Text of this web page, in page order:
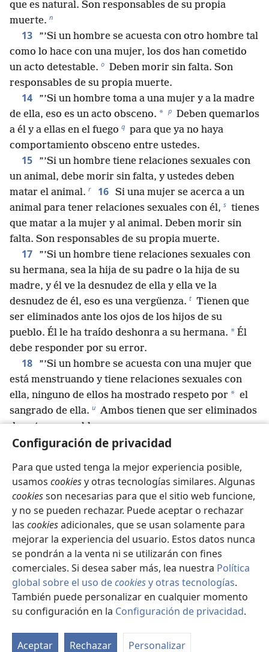
Configuración de privacidad
Para que usted tenga la mejor experiencia posible,
usamos cookiesy otras tecnologías similares. Algunas
cookiesson necesarias para que el sitio web funcione,
y no se pueden rechazar. Puede aceptar o rechazar
las cookiesadicionales, que se usan solamente para
mejorar la experiencia del usuario. Estos datos nunca
se pondrán a la venta ni se utilizarán con fines
comerciales. Si desea saber más, lea nuestra Política
global sobre el uso decookiesy otras tecnologías.
También puede personalizar en cualquier momento
su configuración en la Configuración de privacidad.
Aceptar Rechazar Personalizar
que es natural. Son responsables de su propia
muerte. n
13
”’Si un hombre se acuesta con otro hombre tal
como lo hace con una mujer, los dos han cometido
un acto detestable. o Deben morir sin falta. Son
responsables de su propia muerte.
14
”’Si un hombre toma a una mujer y a la madre
de ella, eso es un acto obsceno. * p Deben quemarlos
a él y a ellas en el fuego q para que ya no haya
comportamiento obsceno entre ustedes.
15
”’Si un hombre tiene relaciones sexuales con
un animal, debe morir sin falta, y ustedes deben
matar el animal. r 16 Si una mujer se acerca a un
animal para tener relaciones sexuales con él, s tienes
que matar a la mujer y al animal. Deben morir sin
falta. Son responsables de su propia muerte.
17
”’Si un hombre tiene relaciones sexuales con
su hermana, sea la hija de su padre o la hija de su
madre, y él ve la desnudez de ella y ella ve la
desnudez de él, eso es una vergüenza. t Tienen que
ser eliminados ante los ojos de los hijos de su
pueblo. Él le ha traído deshonra a su hermana. * Él
debe responder por su error.
18
”’Si un hombre se acuesta con una mujer que
está menstruando y tiene relaciones sexuales con
ella, ninguno de ellos ha mostrado respeto por * el
sangrado de ella. u Ambos tienen que ser eliminados
de entre su pueblo.
19 ”’No tengas relaciones sexuales con la
porque eso le traería deshonra a un pariente de
sangre. v Ambos deben responder por su error. 20
El hombre que se acuesta con la esposa de su tío le
ha traído deshonra a su tío. * w Ellos deben
responder por su pecado. Morirán sin hijos. 21 Si
un hombre se casa con la esposa de su hermano, eso
es algo asqueroso. *
Él le ha traído deshonra a su
hermano. *No tendrán hijos.
22 ”’Obedezcan todos mis estatutos y todas mis
decisiones judiciales y y cúmplanlos, z para que no
que vivan en ella. a 23 No anden según los estatutos